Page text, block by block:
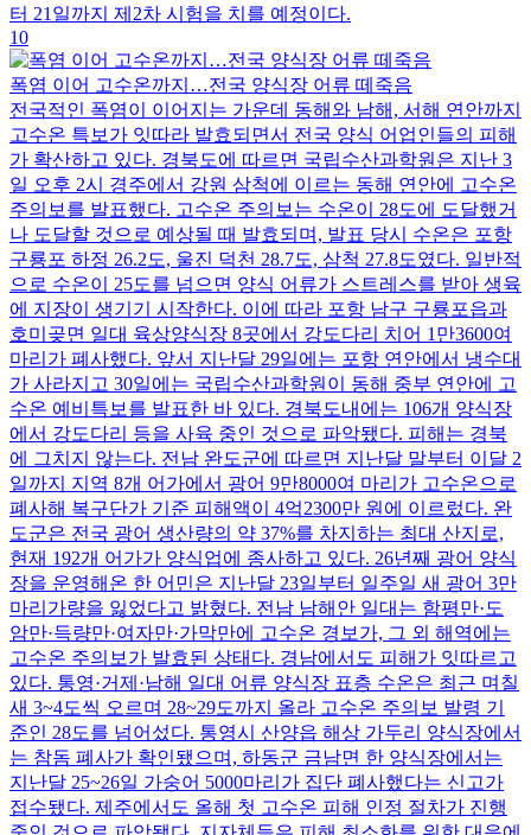
터 21일까지 제2차 시험을 치를 예정이다.
10
폭염 이어 고수온까지…전국 양식장 어류 떼죽음
전국적인 폭염이 이어지는 가운데 동해와 남해, 서해 연안까지
고수온 특보가 잇따라 발효되면서 전국 양식 어업인들의 피해
가 확산하고 있다. 경북도에 따르면 국립수산과학원은 지난 3
일 오후 2시 경주에서 강원 삼척에 이르는 동해 연안에 고수온
주의보를 발표했다. 고수온 주의보는 수온이 28도에 도달했거
나 도달할 것으로 예상될 때 발효되며, 발표 당시 수온은 포항
구룡포 하정 26.2도, 울진 덕천 28.7도, 삼척 27.8도였다. 일반적
으로 수온이 25도를 넘으면 양식 어류가 스트레스를 받아 생육
에 지장이 생기기 시작한다. 이에 따라 포항 남구 구룡포읍과
호미곶면 일대 육상양식장 8곳에서 강도다리 치어 1만3600여
마리가 폐사했다. 앞서 지난달 29일에는 포항 연안에서 냉수대
가 사라지고 30일에는 국립수산과학원이 동해 중부 연안에 고
수온 예비특보를 발표한 바 있다. 경북도내에는 106개 양식장
에서 강도다리 등을 사육 중인 것으로 파악됐다. 피해는 경북
에 그치지 않는다. 전남 완도군에 따르면 지난달 말부터 이달 2
일까지 지역 8개 어가에서 광어 9만8000여 마리가 고수온으로
폐사해 복구단가 기준 피해액이 4억2300만 원에 이르렀다. 완
도군은 전국 광어 생산량의 약 37%를 차지하는 최대 산지로,
현재 192개 어가가 양식업에 종사하고 있다. 26년째 광어 양식
장을 운영해온 한 어민은 지난달 23일부터 일주일 새 광어 3만
마리가량을 잃었다고 밝혔다. 전남 남해안 일대는 함평만·도
암만·득량만·여자만·가막만에 고수온 경보가, 그 외 해역에는
고수온 주의보가 발효된 상태다. 경남에서도 피해가 잇따르고
있다. 통영·거제·남해 일대 어류 양식장 표층 수온은 최근 며칠
새 3~4도씩 오르며 28~29도까지 올라 고수온 주의보 발령 기
준인 28도를 넘어섰다. 통영시 산양읍 해상 가두리 양식장에서
는 참돔 폐사가 확인됐으며, 하동군 금남면 한 양식장에서는
지난달 25~26일 가숭어 5000마리가 집단 폐사했다는 신고가
접수됐다. 제주에서도 올해 첫 고수온 피해 인정 절차가 진행